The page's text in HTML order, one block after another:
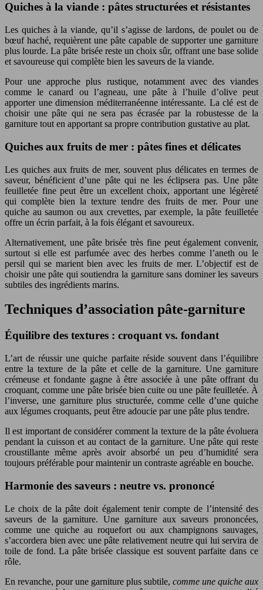
Quiches à la viande : pâtes structurées et résistantes
Les quiches à la viande, qu’il s’agisse de lardons, de poulet ou de
bœuf haché, requièrent une pâte capable de supporter une garniture
plus lourde. La pâte brisée reste un choix sûr, offrant une base solide
et savoureuse qui complète bien les saveurs de la viande.
Pour une approche plus rustique, notamment avec des viandes
comme le canard ou l’agneau, une pâte à l’huile d’olive peut
apporter une dimension méditerranéenne intéressante. La clé est de
choisir une pâte qui ne sera pas écrasée par la robustesse de la
garniture tout en apportant sa propre contribution gustative au plat.
Quiches aux fruits de mer : pâtes fines et délicates
Les quiches aux fruits de mer, souvent plus délicates en termes de
saveur, bénéficient d’une pâte qui ne les éclipsera pas. Une pâte
feuilletée fine peut être un excellent choix, apportant une légèreté
qui complète bien la texture tendre des fruits de mer. Pour une
quiche au saumon ou aux crevettes, par exemple, la pâte feuilletée
offre un écrin parfait, à la fois élégant et savoureux.
Alternativement, une pâte brisée très fine peut également convenir,
surtout si elle est parfumée avec des herbes comme l’aneth ou le
persil qui se marient bien avec les fruits de mer. L’objectif est de
choisir une pâte qui soutiendra la garniture sans dominer les saveurs
subtiles des ingrédients marins.
Techniques d’association pâte-garniture
Équilibre des textures : croquant vs. fondant
L’art de réussir une quiche parfaite réside souvent dans l’équilibre
entre la texture de la pâte et celle de la garniture. Une garniture
crémeuse et fondante gagne à être associée à une pâte offrant du
croquant, comme une pâte brisée bien cuite ou une pâte feuilletée. À
l’inverse, une garniture plus structurée, comme celle d’une quiche
aux légumes croquants, peut être adoucie par une pâte plus tendre.
Il est important de considérer comment la texture de la pâte évoluera
pendant la cuisson et au contact de la garniture. Une pâte qui reste
croustillante même après avoir absorbé un peu d’humidité sera
toujours préférable pour maintenir un contraste agréable en bouche.
Harmonie des saveurs : neutre vs. prononcé
Le choix de la pâte doit également tenir compte de l’intensité des
saveurs de la garniture. Une garniture aux saveurs prononcées,
comme une quiche au roquefort ou aux champignons sauvages,
s’accordera bien avec une pâte relativement neutre qui lui servira de
toile de fond. La pâte brisée classique est souvent parfaite dans ce
rôle.
En revanche, pour une garniture plus subtile, comme une quiche aux